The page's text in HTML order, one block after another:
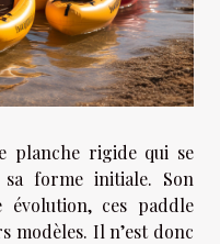
planche rigide qui se
forme initiale. Son
évolution, ces paddle
modèles. Il n’est donc